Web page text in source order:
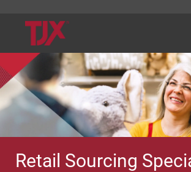
Retail Sourcing